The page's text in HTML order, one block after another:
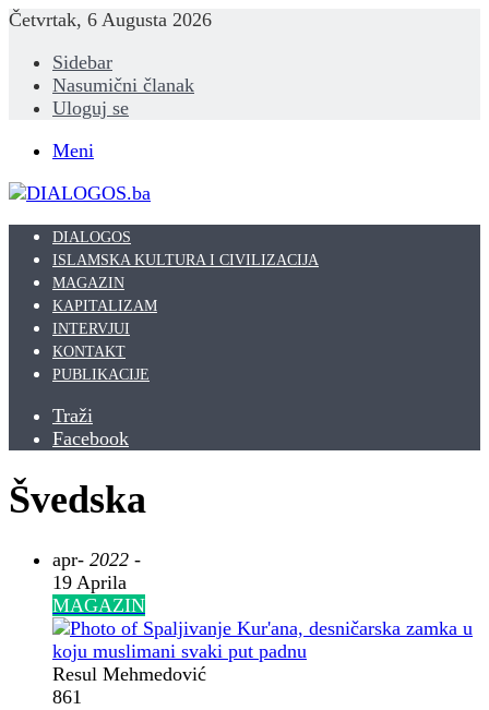
Četvrtak, 6 Augusta 2026
Sidebar
Nasumični članak
Uloguj se
Meni
DIALOGOS
ISLAMSKA KULTURA I CIVILIZACIJA
MAGAZIN
KAPITALIZAM
INTERVJUI
KONTAKT
PUBLIKACIJE
Traži
Facebook
Švedska
apr- 2022 -
19 Aprila
MAGAZIN
Resul Mehmedović
861